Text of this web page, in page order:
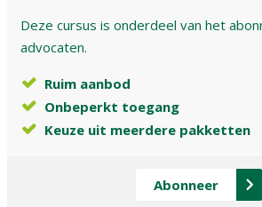
Deze cursus is onderdeel van het
advocaten.
Ruim aanbod
Onbeperkt toegang
Keuze uit meerdere pakketten
Abonneer